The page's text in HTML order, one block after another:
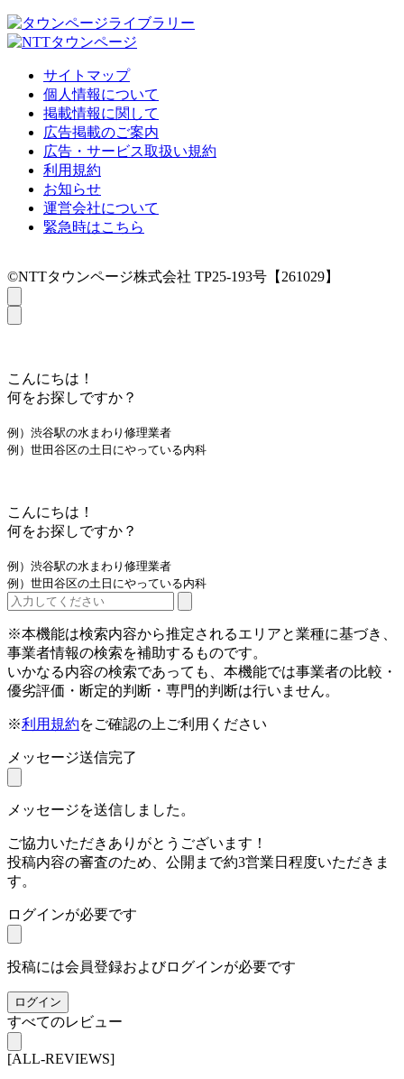
サイトマップ
個人情報について
掲載情報に関して
広告掲載のご案内
広告・サービス取扱い規約
利用規約
お知らせ
運営会社について
緊急時はこちら
©NTTタウンページ株式会社 TP25-193号【261029】
こんにちは！
何をお探しですか？
例）渋谷駅の水まわり修理業者
例）世田谷区の土日にやっている内科
こんにちは！
何をお探しですか？
例）渋谷駅の水まわり修理業者
例）世田谷区の土日にやっている内科
※本機能は検索内容から推定されるエリアと業種に基づき、
事業者情報の検索を補助するものです。
いかなる内容の検索であっても、本機能では事業者の比較・
優劣評価・断定的判断・専門的判断は行いません。
※利用規約をご確認の上ご利用ください
メッセージ送信完了
メッセージを送信しました。
ご協力いただきありがとうございます！
投稿内容の審査のため、公開まで約3営業日程度いただきま
す。
ログインが必要です
投稿には会員登録およびログインが必要です
ログイン
すべてのレビュー
[ALL-REVIEWS]